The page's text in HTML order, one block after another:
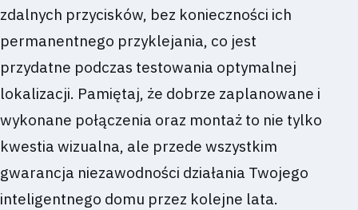
zdalnych przycisków, bez konieczności ich
permanentnego przyklejania, co jest
przydatne podczas testowania optymalnej
lokalizacji. Pamiętaj, że dobrze zaplanowane i
wykonane połączenia oraz montaż to nie tylko
kwestia wizualna, ale przede wszystkim
gwarancja niezawodności działania Twojego
inteligentnego domu przez kolejne lata.